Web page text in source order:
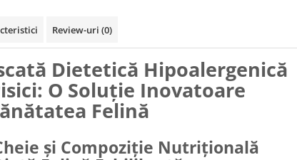
Review-uri (0)
Dietetică Hipoalergenică
O Soluție Inovatoare
Felină
și Compoziție Nutrițională